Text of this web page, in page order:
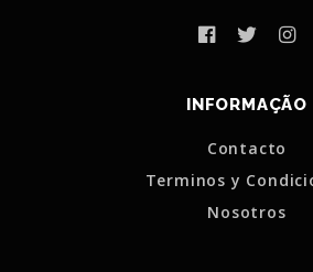
INFORMAÇÃO
Contacto
Terminos y
Nosotros